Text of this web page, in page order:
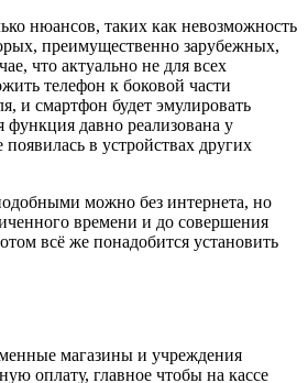
нюансов, таких как невозможность
преимущественно зарубежных,
что актуально не для всех
телефон к боковой части
и смартфон будет эмулировать
функция давно реализована у
появилась в устройствах других
можно без интернета, но
времени и до совершения
всё же понадобится установить
магазины и учреждения
оплату, главное чтобы на кассе